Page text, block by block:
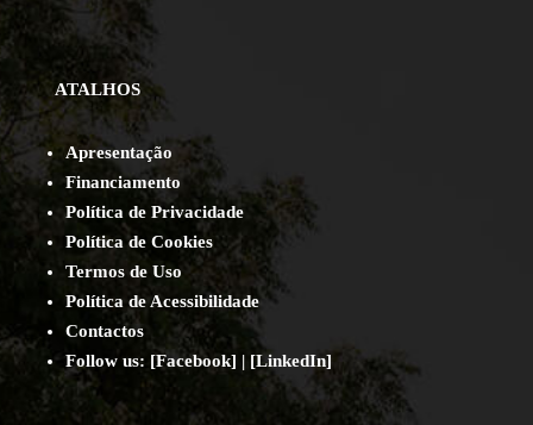
ATALHOS
Apresentação
Financiamento
Política de Privacidade
Política de Cookies
Termos de Uso
Política de Acessibilidade
Contactos
Follow us: [Facebook] | [LinkedIn]